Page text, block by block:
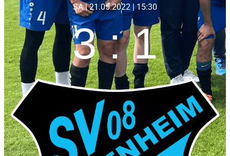
SA | 21.05.2022 | 15:30
3 : 1